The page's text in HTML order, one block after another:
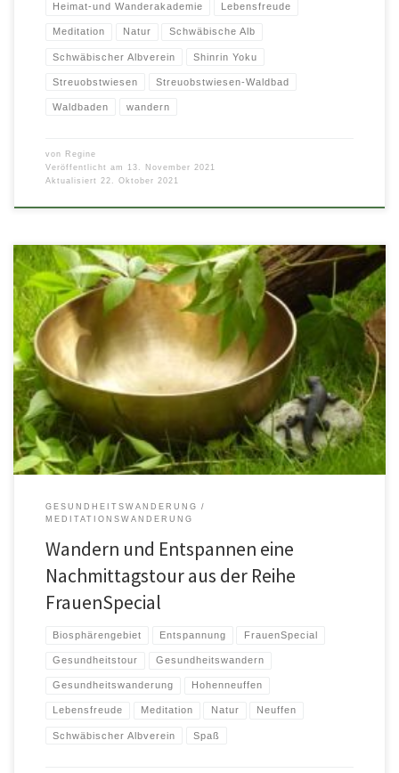
Heimat-und Wanderakademie Lebensfreude
Meditation Natur Schwäbische Alb
Schwäbischer Albverein Shinrin Yoku
Streuobstwiesen Streuobstwiesen-Waldbad
Waldbaden wandern
von Regine
Veröffentlicht am
13. November 2021
Aktualisiert
22. Oktober 2021
Entspannung mit und in der Natur! Lassen Sie sich entführen zu einer ganz
besonderen Gesundheitswanderung ab Neuffen. Wir wandern auf […]
GESUNDHEITSWANDERUNG
MEDITATIONSWANDERUNG
Wandern und Entspannen eine
Nachmittagstour aus der Reihe
FrauenSpecial
Biosphärengebiet Entspannung FrauenSpecial
Gesundheitstour Gesundheitswandern
Gesundheitswanderung Hohenneuffen
Lebensfreude Meditation Natur Neuffen
Schwäbischer Albverein Spaß